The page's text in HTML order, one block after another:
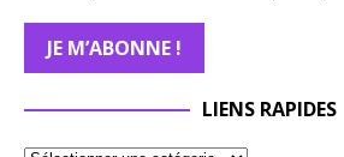
LIENS RAPIDES